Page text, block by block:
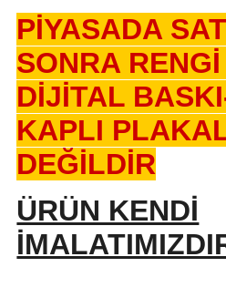
PİYASADA
SONRA
DİJİTAL
KAPLI
DEĞİLDİR
ÜRÜN KENDİ